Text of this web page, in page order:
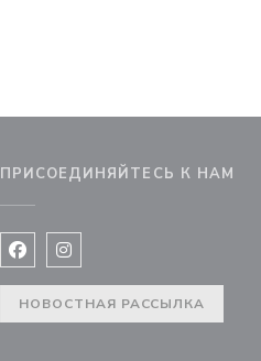
ПРИСОЕДИНЯЙТЕСЬ К НАМ
Facebook ((открывается в
Instagram ((открывается
НОВОСТНАЯ РАССЫЛКА